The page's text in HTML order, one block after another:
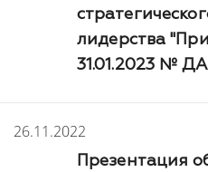
лидерства
31.01.2023 №
26.11.2022
Презентация